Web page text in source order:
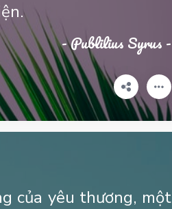
- Publilius Syrus -
của yêu thương, một